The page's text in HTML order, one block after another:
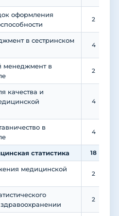
оформления
2
в сестринском
4
менеджмент в
2
качества и
4
в
4
статистика 18
медицинской
2
2